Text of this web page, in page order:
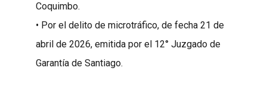
Coquimbo.
• Por el delito de microtráfico, de fecha 21 de
abril de 2026, emitida por el 12° Juzgado de
Garantía de Santiago.